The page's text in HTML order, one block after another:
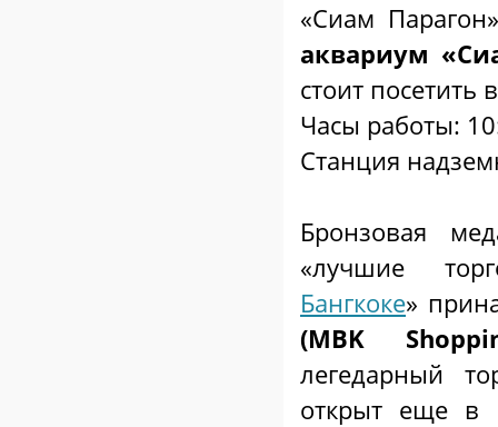
«Сиам
аквариум
стоит посетить
Часы работы:
Станция
Бронзовая
«лучшие
Бангкоке»
(MBK
легедарный
открыт еще в